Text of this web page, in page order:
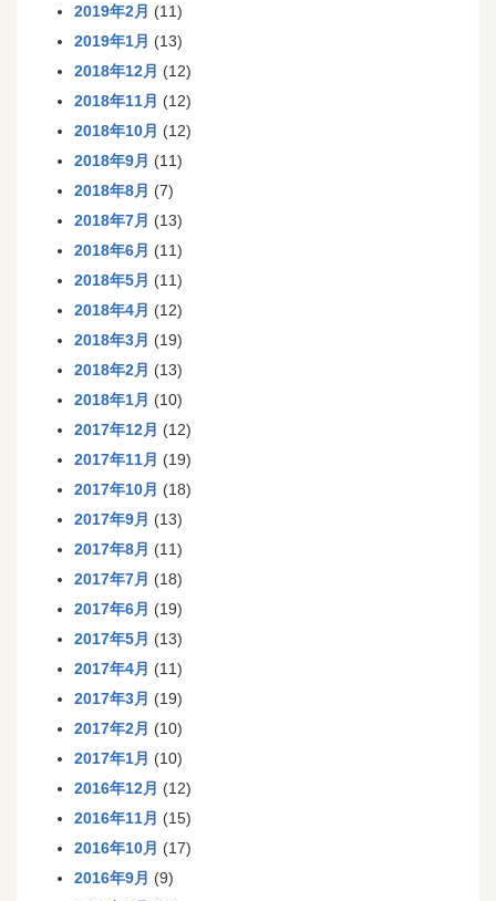
2019年2月 (11)
2019年1月 (13)
2018年12月 (12)
2018年11月 (12)
2018年10月 (12)
2018年9月 (11)
2018年8月 (7)
2018年7月 (13)
2018年6月 (11)
2018年5月 (11)
2018年4月 (12)
2018年3月 (19)
2018年2月 (13)
2018年1月 (10)
2017年12月 (12)
2017年11月 (19)
2017年10月 (18)
2017年9月 (13)
2017年8月 (11)
2017年7月 (18)
2017年6月 (19)
2017年5月 (13)
2017年4月 (11)
2017年3月 (19)
2017年2月 (10)
2017年1月 (10)
2016年12月 (12)
2016年11月 (15)
2016年10月 (17)
2016年9月 (9)